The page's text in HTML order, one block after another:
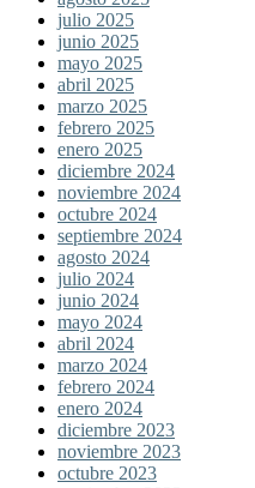
julio 2025
junio 2025
mayo 2025
abril 2025
marzo 2025
febrero 2025
enero 2025
diciembre 2024
noviembre 2024
octubre 2024
septiembre 2024
agosto 2024
julio 2024
junio 2024
mayo 2024
abril 2024
marzo 2024
febrero 2024
enero 2024
diciembre 2023
noviembre 2023
octubre 2023